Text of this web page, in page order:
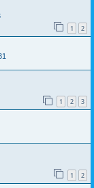
1 2
1 2 3
1 2